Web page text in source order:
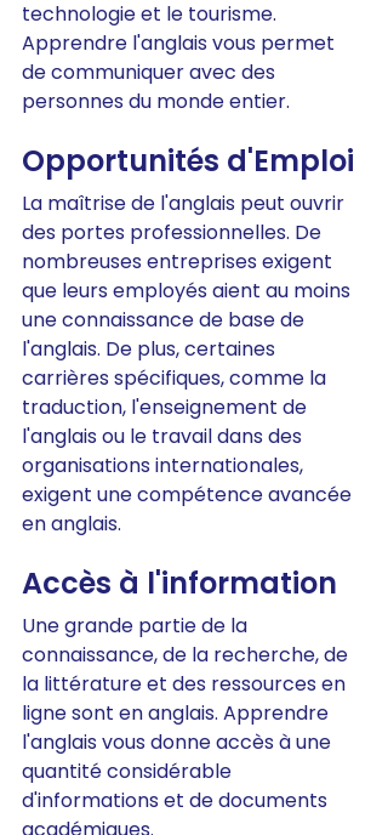
technologie et le tourisme.
Apprendre l'anglais vous permet
de communiquer avec des
personnes du monde entier.
Opportunités d'Emploi
La maîtrise de l'anglais peut ouvrir
des portes professionnelles. De
nombreuses entreprises exigent
que leurs employés aient au moins
une connaissance de base de
l'anglais. De plus, certaines
carrières spécifiques, comme la
traduction, l'enseignement de
l'anglais ou le travail dans des
organisations internationales,
exigent une compétence avancée
en anglais.
Accès à l'information
Une grande partie de la
connaissance, de la recherche, de
la littérature et des ressources en
ligne sont en anglais. Apprendre
l'anglais vous donne accès à une
quantité considérable
d'informations et de documents